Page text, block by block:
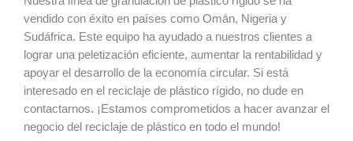
vendido con éxito en países como Omán, Nigeria y
Sudáfrica. Este equipo ha ayudado a nuestros clientes a
lograr una peletización eficiente, aumentar la rentabilidad y
apoyar el desarrollo de la economía circular. Si está
interesado en el reciclaje de plástico rígido, no dude en
contactarnos. ¡Estamos comprometidos a hacer avanzar el
negocio del reciclaje de plástico en todo el mundo!